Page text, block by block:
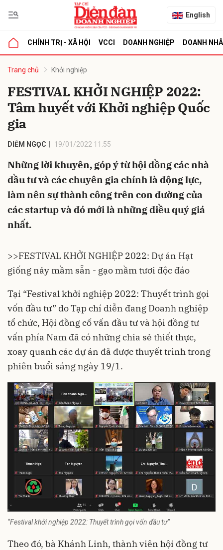
English
CHÍNH TRỊ - XÃ HỘI VCCI DOANH NGHIỆP DOANH
Trang chủ Khởi nghiệp
FESTIVAL KHỞI NGHIỆP 2022:
Tâm huyết với Khởi nghiệp Quốc
gia
DIỄM NGỌC 19/01/2022 11:55
Những lời khuyên, góp ý từ hội đồng các nhà
đầu tư và các chuyên gia chính là động lực,
làm nên sự thành công trên con đường của
các startup và đó mới là những điều quý giá
nhất.
>>FESTIVAL KHỞI NGHIỆP 2022: Dự án Hạt
giống nảy mầm sẵn - gạo mầm tươi độc đáo
Tại “Festival khởi nghiệp 2022: Thuyết trình gọi
vốn đầu tư” do Tạp chí diễn đang Doanh nghiệp
tổ chức, Hội đồng cố vấn đầu tư và hội đồng tư
vấn phía Nam đã có những chia sẻ thiết thực,
xoay quanh các dự án đã được thuyết trình trong
phiên buổi sáng ngày 19/1.
“Festival khởi nghiệp 2022: Thuyết trình gọi vốn đầu tư”
Theo đó, bà Khánh Linh, thành viên hội đồng tư
luận
Hủy